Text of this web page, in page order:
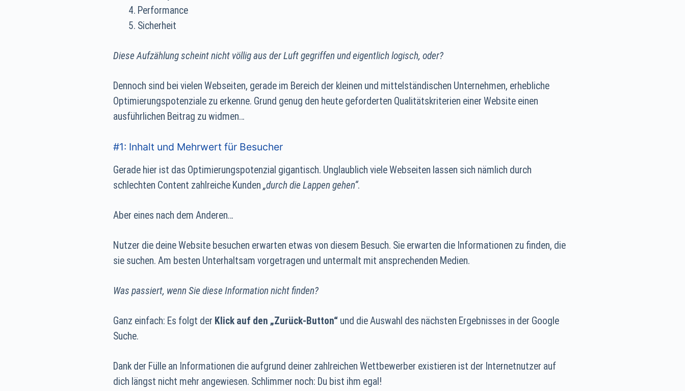
Performance
Sicherheit
Diese Aufzählung scheint nicht völlig aus der Luft gegriffen und eigentlich logisch, oder?
Dennoch sind bei vielen Webseiten, gerade im Bereich der kleinen und mittelständischen Unternehmen, erhebliche
Optimierungspotenziale zu erkenne. Grund genug den heute geforderten Qualitätskriterien einer Website einen
ausführlichen Beitrag zu widmen…
#1: Inhalt und Mehrwert für Besucher
Gerade hier ist das Optimierungspotenzial gigantisch. Unglaublich viele Webseiten lassen sich nämlich durch
schlechten Content zahlreiche Kunden „durch die Lappen gehen“.
Aber eines nach dem Anderen…
Nutzer die deine Website besuchen erwarten etwas von diesem Besuch. Sie erwarten die Informationen zu finden, die
sie suchen. Am besten Unterhaltsam vorgetragen und untermalt mit ansprechenden Medien.
Was passiert, wenn Sie diese Information nicht finden?
Ganz einfach: Es folgt der Klick auf den „Zurück-Button“ und die Auswahl des nächsten Ergebnisses in der Google
Suche.
Dank der Fülle an Informationen die aufgrund deiner zahlreichen Wettbewerber existieren ist der Internetnutzer auf
dich längst nicht mehr angewiesen. Schlimmer noch: Du bist ihm egal!